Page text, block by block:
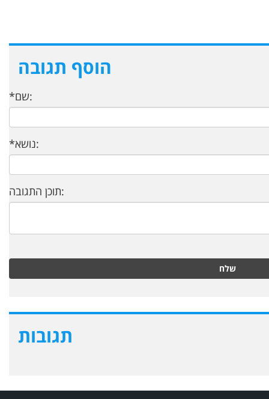
הוסף תגובה
*שם:
*נושא:
תוכן התגובה:
שלח
תגובות